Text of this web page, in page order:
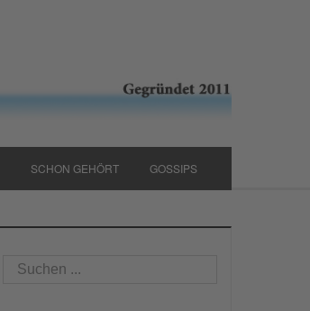
SCHON GEHÖRT GOSSIPS